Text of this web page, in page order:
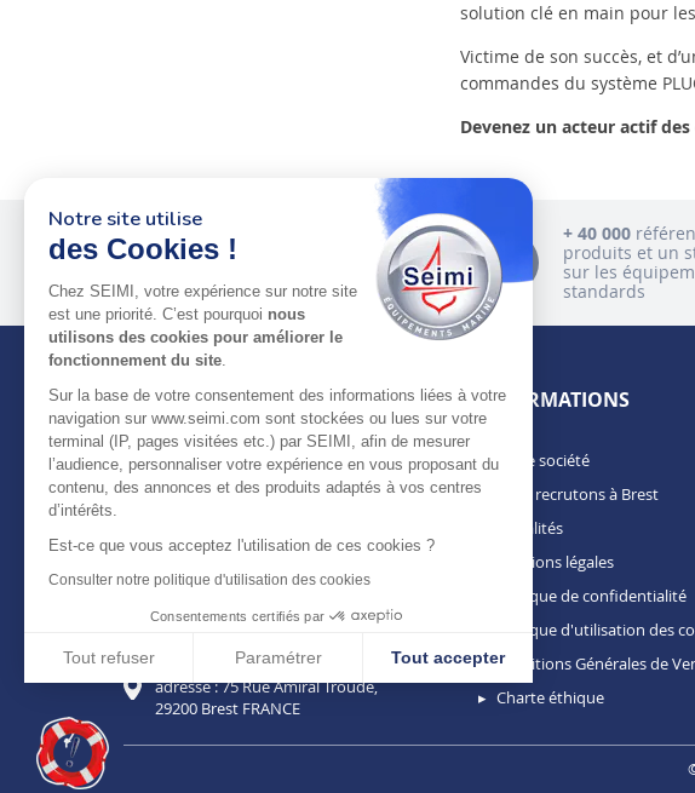
solution clé en main pour
Victime de son succès, et
commandes du système
Devenez un acteur actif
Plus de 50 ans
au service
des pros
+ 40 000
produits et un
sur les
standards
À PROPOS DE SEIMI
Depuis plus de 50 ans, nous apportons des
chantiers de construction navale, de refit,
spécialisés, armateurs et entreprises de
maintenance. Une offre de produits
complète, mais aussi de services, pour une
satisfaction totale !En savoir plus
adresse : 75 Rue Amiral Troude,
29200 Brest FRANCE
INFORMATIONS
Notre société
Nous recrutons à Brest
Actualités
Mentions légales
Politique de confidentialité
Politique d'utilisation des
Conditions Générales de
Charte éthique
Notre site utilise
des Cookies !
Chez SEIMI, votre expérience sur notre site
est une priorité. C’est pourquoi nous
utilisons des cookies pour améliorer le
fonctionnement du site.
Sur la base de votre consentement des informations liées à votre
navigation sur www.seimi.com sont stockées ou lues sur votre
terminal (IP, pages visitées etc.) par SEIMI, afin de mesurer
l’audience, personnaliser votre expérience en vous proposant du
contenu, des annonces et des produits adaptés à vos centres
d’intérêts.
Est-ce que vous acceptez l'utilisation de ces cookies ?
Consulter notre politique d'utilisation des cookies
Consentements certifiés par
Tout refuser Paramétrer Tout accepter
Axeptio consent
Plateforme de Gestion du Consentement : Personnalisez vos Options
Notre plateforme vous permet d'adapter et de gérer vos paramètres de